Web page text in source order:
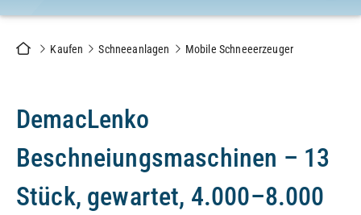
Kaufen Schneeanlagen Mobile Schneeerzeuger
DemacLenko
Beschneiungsmaschinen – 13
Stück, gewartet, 4.000–8.000